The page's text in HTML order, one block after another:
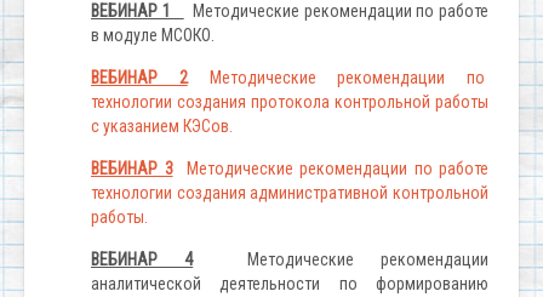
ВЕБИНАР 1
Методические рекомендации по работе
в модуле МСОКО.
ВЕБИНАР 2Методические рекомендации по
технологии создания протокола контрольной работы
с указанием КЭСов.
ВЕБИНАР 3Методические рекомендации по работе
технологии создания административной контрольной
работы.
ВЕБИНАР 4Методические рекомендации
аналитической деятельности по формированию